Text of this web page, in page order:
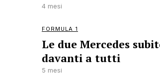
4 mesi
FORMULA 1
Le due Mercedes
davanti a tutti
5 mesi